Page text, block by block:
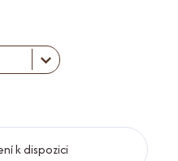
k dispozici